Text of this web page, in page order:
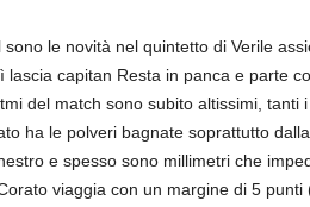
le novità nel quintetto di Verile
capitan Resta in panca e parte
del match sono subito altissimi, tanti
ha le polveri bagnate soprattutto
e spesso sono millimetri che
viaggia con un margine di 5